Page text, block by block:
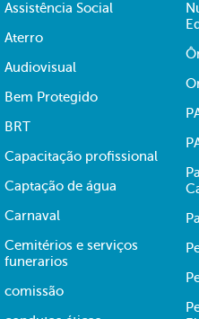
Assistência Social
Aterro
Audiovisual
Bem Protegido
BRT
Capacitação profissional
Captação de água
Carnaval
Cemitérios e serviços
funerarios
comissão